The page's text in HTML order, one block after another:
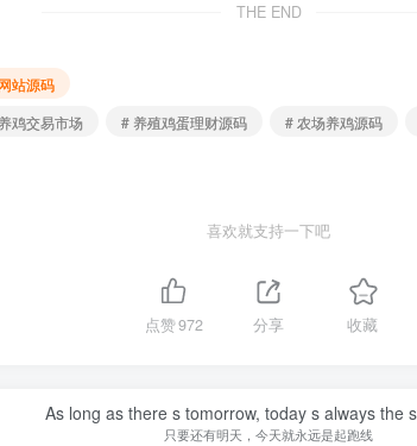
THE END
网站源码
鸡交易市场 # 养殖鸡蛋理财源码 # 农场养鸡源码
喜欢就支持一下吧
点赞972 分享 收藏
As long as there s tomorrow, today s always the
只要还有明天，今天就永远是起跑线